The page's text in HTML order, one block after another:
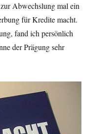
Abwechslung mal ein
für Kredite macht.
fand ich persönlich
der Prägung sehr